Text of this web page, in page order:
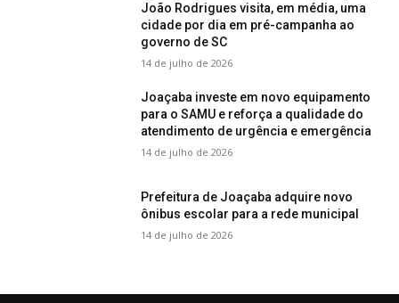
João Rodrigues visita, em média, uma
cidade por dia em pré-campanha ao
governo de SC
14 de julho de 2026
Joaçaba investe em novo equipamento
para o SAMU e reforça a qualidade do
atendimento de urgência e emergência
14 de julho de 2026
Prefeitura de Joaçaba adquire novo
ônibus escolar para a rede municipal
14 de julho de 2026